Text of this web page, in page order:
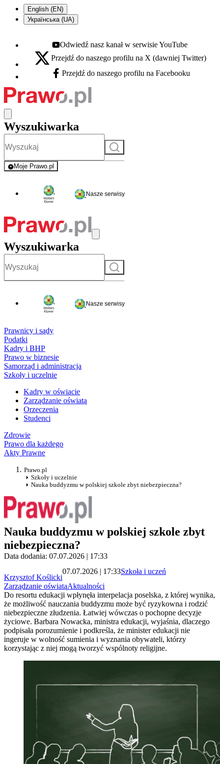
English (EN)
Українська (UA)
Youtube - otwiera się w nowej karcie
Odwiedź nasz kanał w serwisie YouTube
X - otwiera się w nowej karcie
Przejdź do naszego profilu na X (dawniej Twitter)
Facebook - otwiera się w nowej karcie
Przejdź do naszego profilu na Facebooku
Wyszukiwarka
Szukaj
Moje Prawo.pl
- rejestracja i logowanie do serwisu
Nasze serwisy
Wyszukiwarka
Szukaj
Nasze serwisy
Prawnicy i sądy
Podatki
Kadry i BHP
Prawo w biznesie
Samorząd i administracja
Szkoły i uczelnie
Kadry w oświacie
Zarządzanie oświatą
Orzeczenia
Studenci
Zdrowie
Prawo dla każdego
Akty Prawne
Prawo.pl
Szkoły i uczelnie
Nauka buddyzmu w polskiej szkole zbyt niebezpieczna?
Nauka buddyzmu w polskiej szkole zbyt
niebezpieczna?
Data dodania: 07.07.2026 | 17:33
Krzysztof Koślicki
07.07.2026 | 17:33Szkoła i uczeń
Zarządzanie oświatąAktualności
Do resortu edukacji wpłynęła interpelacja poselska, z której wynika,
że możliwość nauczania buddyzmu może być ryzykowna i rodzić
niebezpieczne złudzenia. Łatwiej wówczas o pochopne decyzje
życiowe. Barbara Nowacka, ministra edukacji, wyjaśnia, dlaczego
podpisała porozumienie i podkreśla, że minister edukacji nie
ingeruje w wolność sumienia i wyznania obywateli, którzy
korzystając z niej mogą tworzyć wspólnoty religijne.